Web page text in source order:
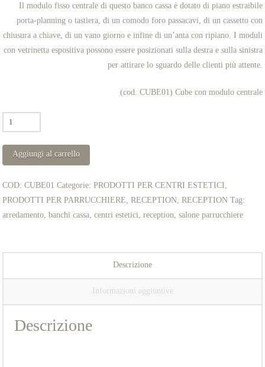
Il modulo fisso centrale di questo banco cassa è dotato di piano estraibile
porta-planning o tastiera, di un comodo foro passacavi, di un cassetto con
chiusura a chiave, di un vano giorno e infine di un’anta con ripiano. I moduli
con vetrinetta espositiva possono essere posizionati sulla destra e sulla sinistra
per attirare lo sguardo delle clienti più attente.
(cod. CUBE01) Cube con modulo centrale
RECEPTION
mod.
CUBE
quantità
Aggiungi al carrello
COD:CUBE01 Categorie:PRODOTTI PER CENTRI ESTETICI,
PRODOTTI PER PARRUCCHIERE,RECEPTION,RECEPTION Tag:
arredamento,banchi cassa,centri estetici,reception,salone parrucchiere
Descrizione
Informazioni aggiuntive
Descrizione